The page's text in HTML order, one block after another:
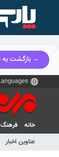
← بازگشت